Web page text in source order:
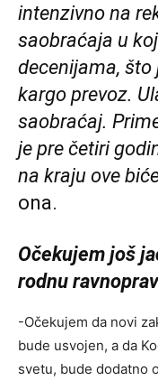
intenzivno na
saobraćaja u
decenijama, što
kargo prevoz.
saobraćaj.
je pre četiri
na kraju ove
ona.
Očekujem još
rodnu
-Očekujem da novi
bude usvojen, a da
svetu, bude dodatno